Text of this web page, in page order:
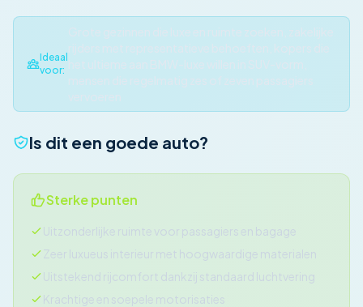
Ideaal
voor:
Is dit een goede auto?
Sterke punten
Uitzonderlijke ruimte voor passagiers en bagage
Zeer luxueus interieur met hoogwaardige materialen
Uitstekend rijcomfort dankzij standaard luchtvering
Krachtige en soepele motorisaties